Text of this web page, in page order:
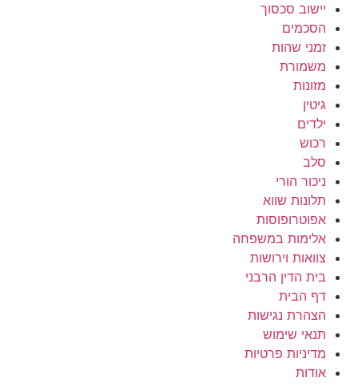
יישוב סכסוך
הסכמים
זמני שהות
משמורת
מזונות
גיטין
ילדים
רכוש
סלב
ניכור הורי
תלונות שווא
אפוטרופוסות
אלימות במשפחה
צוואות וירושות
בית הדין הרבני
דף הבית
הצהרת נגישות
תנאי שימוש
מדיניות פרטיות
אודות